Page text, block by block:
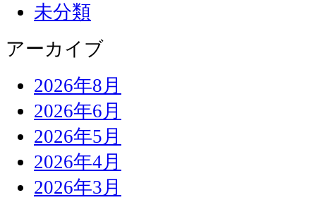
未分類
アーカイブ
2026年8月
2026年6月
2026年5月
2026年4月
2026年3月